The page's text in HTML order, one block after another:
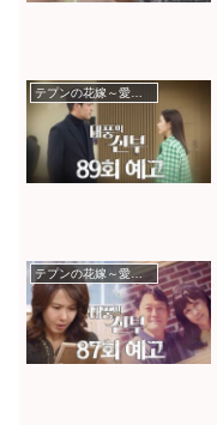
テプンの花嫁～愛と復讐の羅針盤
テプンの花嫁～愛と復讐の羅針盤